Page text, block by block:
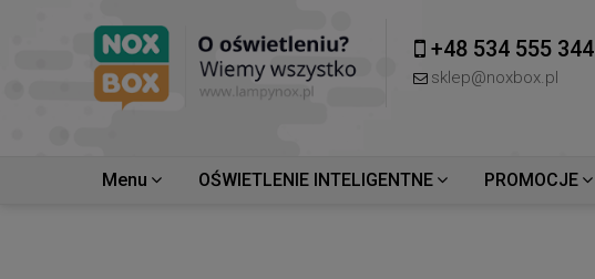
+48 534 555 344
sklep@noxbox.pl
Menu OŚWIETLENIE INTELIGENTNE PROMOCJE